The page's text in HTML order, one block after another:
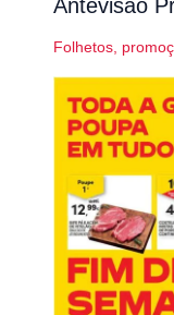
Antevisão
Folhetos,